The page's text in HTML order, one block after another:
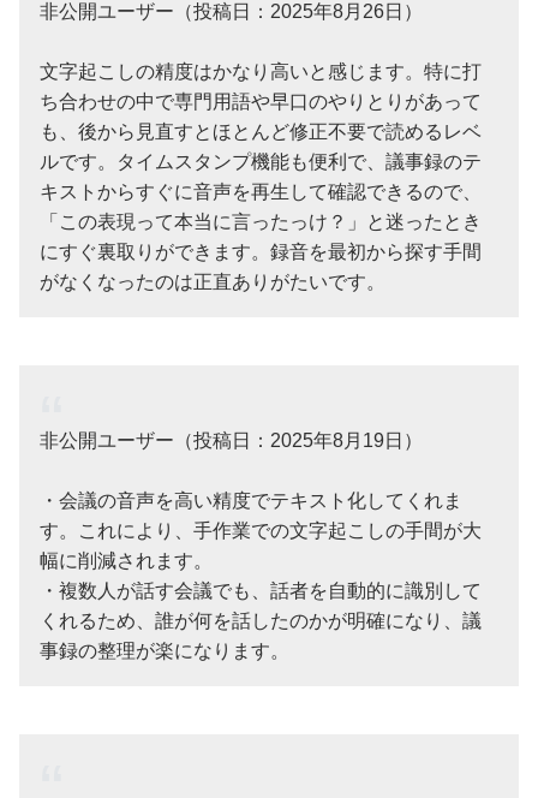
非公開ユーザー（投稿日：2025年8月26日）
文字起こしの精度はかなり高いと感じます。特に打
ち合わせの中で専門用語や早口のやりとりがあって
も、後から見直すとほとんど修正不要で読めるレベ
ルです。タイムスタンプ機能も便利で、議事録のテ
キストからすぐに音声を再生して確認できるので、
「この表現って本当に言ったっけ？」と迷ったとき
にすぐ裏取りができます。録音を最初から探す手間
がなくなったのは正直ありがたいです。
非公開ユーザー（投稿日：2025年8月19日）
・会議の音声を高い精度でテキスト化してくれま
す。これにより、手作業での文字起こしの手間が大
幅に削減されます。
・複数人が話す会議でも、話者を自動的に識別して
くれるため、誰が何を話したのかが明確になり、議
事録の整理が楽になります。